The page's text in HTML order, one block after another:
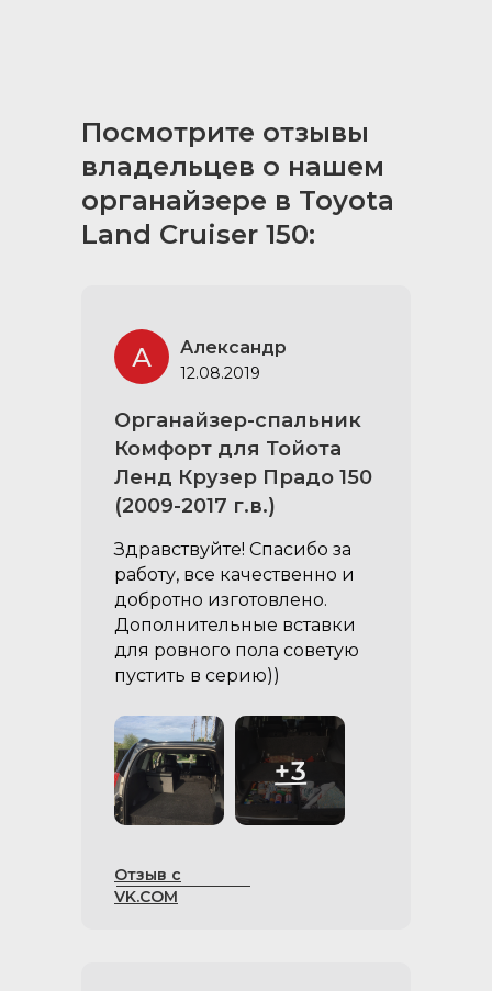
А
Посмотрите отзывы
владельцев о нашем
органайзере в Toyota
Land Cruiser 150:
Отзыв с
VK.COM
Александр
12.08.2019
Органайзер-спальник
Комфорт для Тойота
Ленд Крузер Прадо 150
(2009-2017 г.в.)
Здравствуйте! Спасибо за
работу, все качественно и
добротно изготовлено.
Дополнительные вставки
для ровного пола советую
пустить в серию))
+3